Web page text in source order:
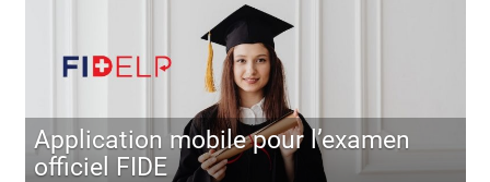
Application mobile pour l’examen
officiel FIDE